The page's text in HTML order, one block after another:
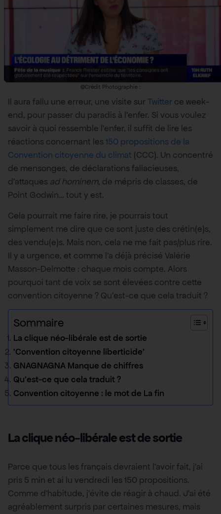
©Crédit Photographie :
Il aura fallu une erreur, une visite surTwitter ce week-
end, pour passer du paradis à l’enfer. Si vous voulez
savoir à quoi ressemble l’enfer, il suffit de lire les
réactions concernant les150 propositions de la
Convention citoyenne du climat (CCC). Un concentré
de mensonges, de déclarations fallacieuses,
d’attaques ad hominem, de mépris de classes, de
Point Godwin… tout y est.
Cela pourrait me faire rire, je pourrais tout
simplement me dire que ce sont juste des crétin(e)s,
des vendu(e)s. Mais non, cela ne me fait pas/plus rire.
Il y a urgence, et comme l’a déjà précisé Valérie
Masson-Delmotte : chaque mois compte. Alors
pourquoi tant de voix se sont élevées contre cette
convention citoyenne ? Qu’est-ce que cela traduit ?
Sommaire
La clique néo-libérale est de sortie
‘Convention citoyenne liberticide’
GNAGNAGNA Manque de chiffres
Qu’est-ce que cela traduit ?
Convention citoyenne : le mot de La fin
La clique néo-libérale est de sortie
Parce que tous les français devraient l’avoir fait, j’ai
pris 5 min et ai lu vendredi les 150 propositions.
Comme d’habitude, j’évite de réagir à chaud. J’ai été
agréablement surpris par certaines mesures, mais